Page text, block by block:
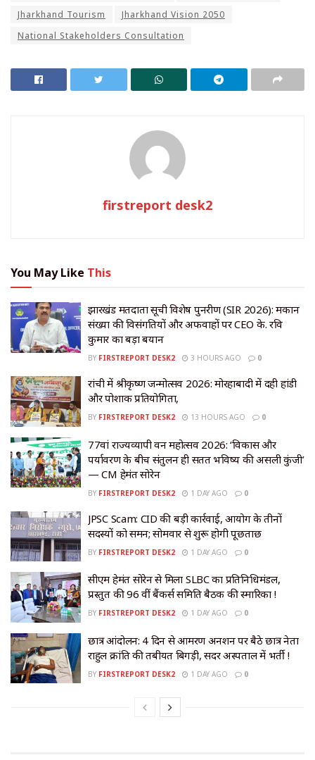
Jharkhand Tourism
Jharkhand Vision 2050
National Stakeholders Consultation
firstreport desk2
You May Like This
झारखंड मतदाता सूची विशेष पुनरीक्षण (SIR 2026): मकान
संख्या की विसंगतियों और अफवाहों पर CEO के. रवि
कुमार का बड़ा बयान
BY FIRSTREPORT DESK2 3 HOURS AGO 0
रांची में श्रीकृष्ण जन्मोत्सव 2026: मोरहाबादी में दही हांडी
और पोशाक प्रतियोगिता,
BY FIRSTREPORT DESK2 13 HOURS AGO 0
77वां राज्यव्यापी वन महोत्सव 2026: ‘विकास और
पर्यावरण के बीच संतुलन ही सतत भविष्य की असली कुंजी’
— CM हेमंत सोरेन
BY FIRSTREPORT DESK2 1 DAY AGO 0
JPSC Scam: CID की बड़ी कार्रवाई, आयोग के तीनों
सदस्यों को समन; सोमवार से शुरू होगी पूछताछ
BY FIRSTREPORT DESK2 1 DAY AGO 0
सीएम हेमंत सोरेन से मिला SLBC का प्रतिनिधिमंडल,
प्रस्तुत की 96 वीं बैंकर्स समिति बैठक की स्मारिका !
BY FIRSTREPORT DESK2 1 DAY AGO 0
छात्र आंदोलन: 4 दिन से आमरण अनशन पर बैठे छात्र नेता
राहुल क्रांति की तबीयत बिगड़ी, सदर अस्पताल में भर्ती !
BY FIRSTREPORT DESK2 1 DAY AGO 0